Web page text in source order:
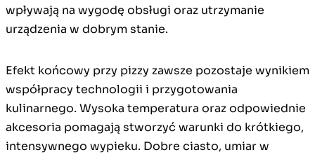
wpływają na wygodę obsługi oraz utrzymanie
urządzenia w dobrym stanie.
Efekt końcowy przy pizzy zawsze pozostaje wynikiem
współpracy technologii i przygotowania
kulinarnego. Wysoka temperatura oraz odpowiednie
akcesoria pomagają stworzyć warunki do krótkiego,
intensywnego wypieku. Dobre ciasto, umiar w